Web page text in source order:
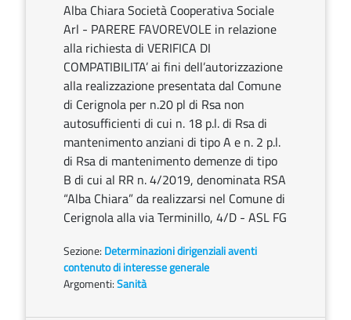
Alba Chiara Società Cooperativa Sociale
Arl - PARERE FAVOREVOLE in relazione
alla richiesta di VERIFICA DI
COMPATIBILITA’ ai fini dell’autorizzazione
alla realizzazione presentata dal Comune
di Cerignola per n.20 pl di Rsa non
autosufficienti di cui n. 18 p.l. di Rsa di
mantenimento anziani di tipo A e n. 2 p.l.
di Rsa di mantenimento demenze di tipo
B di cui al RR n. 4/2019, denominata RSA
“Alba Chiara” da realizzarsi nel Comune di
Cerignola alla via Terminillo, 4/D - ASL FG
Sezione: Determinazioni dirigenziali aventi
contenuto di interesse generale
Argomenti:Sanità